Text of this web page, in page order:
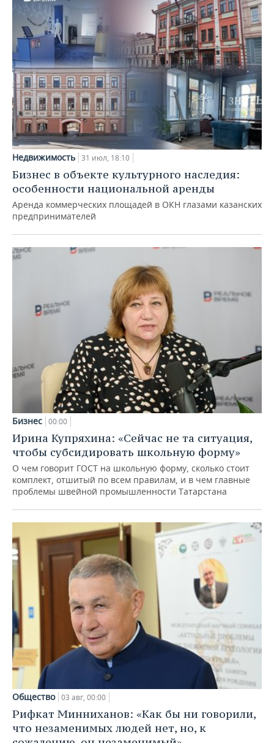
Недвижимость 31 июл, 18:10
Бизнес в объекте культурного наследия:
особенности национальной аренды
Аренда коммерческих площадей в ОКН глазами казанских
предпринимателей
Бизнес 00:00
Ирина Купряхина: «Сейчас не та ситуация,
чтобы субсидировать школьную форму»
О чем говорит ГОСТ на школьную форму, сколько стоит
комплект, отшитый по всем правилам, и в чем главные
проблемы швейной промышленности Татарстана
Общество 03 авг, 00:00
Рифкат Минниханов: «Как бы ни говорили,
что незаменимых людей нет, но, к